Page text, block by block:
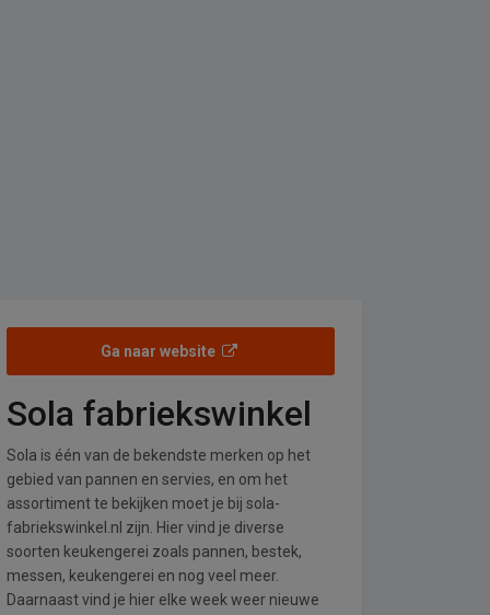
Ga naar website
Sola fabriekswinkel
Sola is één van de bekendste merken op het
gebied van pannen en servies, en om het
assortiment te bekijken moet je bij sola-
fabriekswinkel.nl zijn. Hier vind je diverse
soorten keukengerei zoals pannen, bestek,
messen, keukengerei en nog veel meer.
Daarnaast vind je hier elke week weer nieuwe